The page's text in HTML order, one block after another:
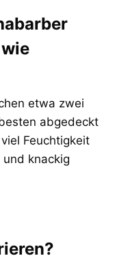
etwa zwei
abgedeckt
Feuchtigkeit
knackig